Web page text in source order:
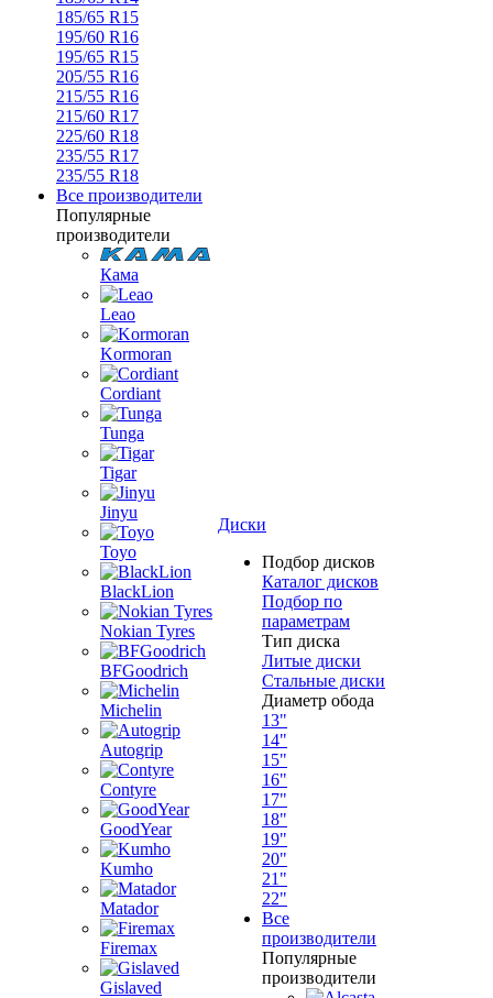
185/65 R15
195/60 R16
195/65 R15
205/55 R16
215/55 R16
215/60 R17
225/60 R18
235/55 R17
235/55 R18
Все производители
Популярные
производители
Кама
Leao
Kormoran
Cordiant
Tunga
Tigar
Jinyu
Toyo
BlackLion
Nokian Tyres
BFGoodrich
Michelin
Autogrip
Contyre
GoodYear
Kumho
Matador
Firemax
Gislaved
Диски
Подбор дисков
Каталог дисков
Подбор по
параметрам
Тип диска
Литые диски
Стальные диски
Диаметр обода
13"
14"
15"
16"
17"
18"
19"
20"
21"
22"
Все
производители
Популярные
производители